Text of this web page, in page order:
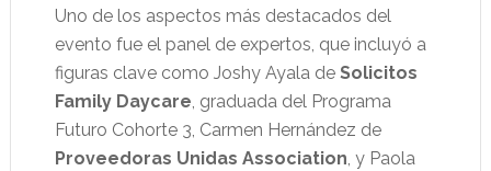
Uno de los aspectos más destacados del
evento fue el panel de expertos, que incluyó a
figuras clave como Joshy Ayala de Solicitos
Family Daycare, graduada del Programa
Futuro Cohorte 3, Carmen Hernández de
Proveedoras Unidas Association, y Paola